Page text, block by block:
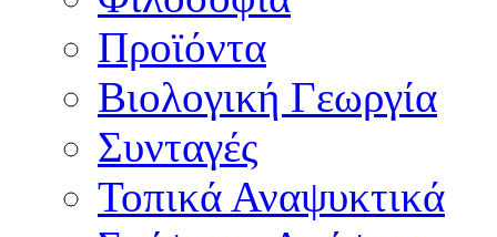
Προϊόντα
Βιολογική Γεωργία
Συνταγές
Τοπικά Αναψυκτικά